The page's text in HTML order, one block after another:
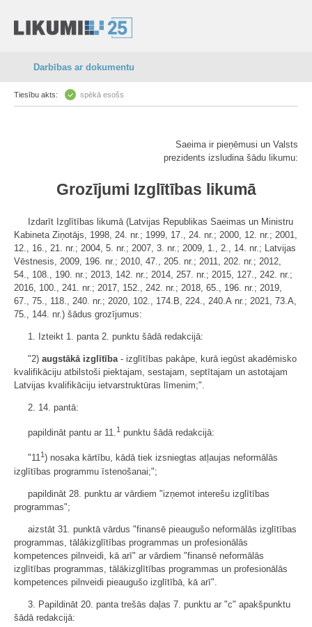
Darbības ar dokumentu
Tiesību akts: spēkā esošs
Saeima ir pieņēmusi un Valsts
prezidents izsludina šādu likumu:
Grozījumi Izglītības likumā
Izdarīt Izglītības likumā (Latvijas Republikas Saeimas un Ministru
Kabineta Ziņotājs, 1998, 24. nr.; 1999, 17., 24. nr.; 2000, 12. nr.; 2001,
12., 16., 21. nr.; 2004, 5. nr.; 2007, 3. nr.; 2009, 1., 2., 14. nr.; Latvijas
Vēstnesis, 2009, 196. nr.; 2010, 47., 205. nr.; 2011, 202. nr.; 2012,
54., 108., 190. nr.; 2013, 142. nr.; 2014, 257. nr.; 2015, 127., 242. nr.;
2016, 100., 241. nr.; 2017, 152., 242. nr.; 2018, 65., 196. nr.; 2019,
67., 75., 118., 240. nr.; 2020, 102., 174.B, 224., 240.A nr.; 2021, 73.A,
75., 144. nr.) šādus grozījumus:
1. Izteikt 1. panta 2. punktu šādā redakcijā:
"2) augstākā izglītība- izglītības pakāpe, kurā iegūst akadēmisko
kvalifikāciju atbilstoši piektajam, sestajam, septītajam un astotajam
Latvijas kvalifikāciju ietvarstruktūras līmenim;".
2. 14. pantā:
papildināt pantu ar 11.1 punktu šādā redakcijā:
"111 ) nosaka kārtību, kādā tiek izsniegtas atļaujas neformālās
izglītības programmu īstenošanai;";
papildināt 28. punktu ar vārdiem "izņemot interešu izglītības
programmas";
aizstāt 31. punktā vārdus "finansē pieaugušo neformālās izglītības
programmas, tālākizglītības programmas un profesionālās
kompetences pilnveidi, kā arī" ar vārdiem "finansē neformālās
izglītības programmas, tālākizglītības programmas un profesionālās
kompetences pilnveidi pieaugušo izglītībā, kā arī".
3. Papildināt 20. panta trešās daļas 7. punktu ar "c" apakšpunktu
šādā redakcijā: